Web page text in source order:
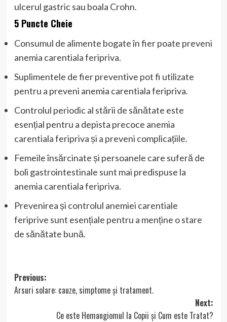
ulcerul gastric sau boala Crohn.
5 Puncte Cheie
Consumul de alimente bogate în fier poate preveni
anemia carentiala feripriva.
Suplimentele de fier preventive pot fi utilizate
pentru a preveni anemia carentiala feripriva.
Controlul periodic al stării de sănătate este
esențial pentru a depista precoce anemia
carentiala feripriva și a preveni complicațiile.
Femeile însărcinate și persoanele care suferă de
boli gastrointestinale sunt mai predispuse la
anemia carentiala feripriva.
Prevenirea și controlul anemiei carentiale
feriprive sunt esențiale pentru a menține o stare
de sănătate bună.
Post
navigation
Previous:
Arsuri solare: cauze, simptome și tratament.
Next:
Ce este Hemangiomul la Copii și Cum este Tratat?